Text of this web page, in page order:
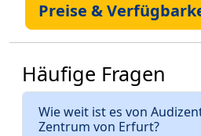
Preise &
Häufige Fragen
Wie weit ist es von
Zentrum von Erfurt?